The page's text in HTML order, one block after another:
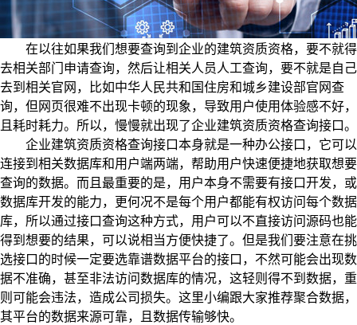
在以往如果我们想要查询到企业的建筑资质资格，要不就得
去相关部门申请查询，然后让相关人员人工查询，要不就是自己
去到相关官网，比如中华人民共和国住房和城乡建设部官网查
询，但网页很难不出现卡顿的现象，导致用户使用体验感不好，
且耗时耗力。所以，慢慢就出现了企业建筑资质资格查询接口。
企业建筑资质资格查询接口本身就是一种办公接口，它可以
连接到相关数据库和用户端两端，帮助用户快速便捷地获取想要
查询的数据。而且最重要的是，用户本身不需要有接口开发，或
数据库开发的能力，更何况不是每个用户都能有权访问每个数据
库，所以通过接口查询这种方式，用户可以不直接访问源码也能
得到想要的结果，可以说相当方便快捷了。但是我们要注意在挑
选接口的时候一定要选靠谱数据平台的接口，不然可能会出现数
据不准确，甚至非法访问数据库的情况，这轻则得不到数据，重
则可能会违法，造成公司损失。这里小编跟大家推荐聚合数据，
其平台的数据来源可靠，且数据传输够快。